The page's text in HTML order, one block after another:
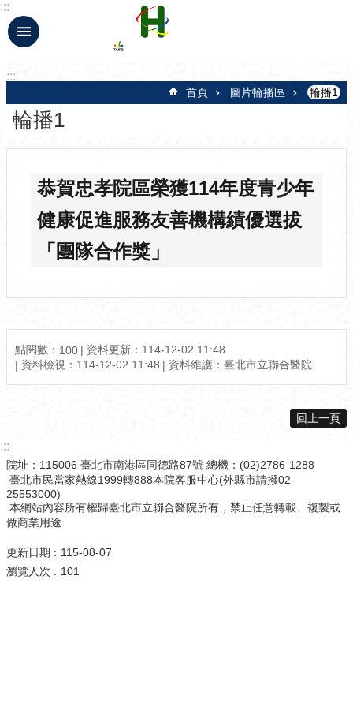
跳到主要內容區塊
:::
:::
首頁 圖片輪播區 輪播1
輪播1
恭賀忠孝院區榮獲114年度青少年
健康促進服務友善機構績優選拔
「團隊合作獎」
點閱數： 100
資料更新：114-12-02 11:48
資料檢視：114-12-02 11:48
資料維護：臺北市立聯合醫院
回上一頁
:::
院址：115006 臺北市南港區同德路87號 總機：(02)2786-1288
臺北市民當家熱線1999轉888本院客服中心(外縣市請撥02-
25553000)
本網站內容所有權歸臺北市立聯合醫院所有，禁止任意轉載、複製或
做商業用途
更新日期
115-08-07
瀏覽人次
101